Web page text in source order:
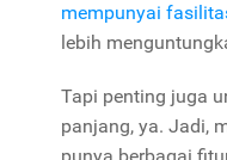
mempunyai
lebih
Tapi penting juga
panjang, ya. Jadi,